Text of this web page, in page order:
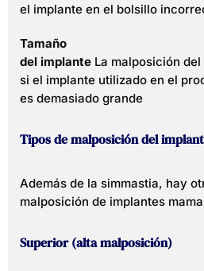
el implante en el bolsillo
Tamaño
del implante La malposición
si el implante utilizado en el
es demasiado grande
Tipos de malposición del
Además de la simmastia, hay
malposición de implantes
Superior (alta malposición)